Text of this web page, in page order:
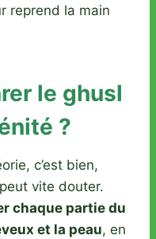
reprend la main
le ghusl
?
c’est bien,
vite douter.
chaque partie du
et la peau, en